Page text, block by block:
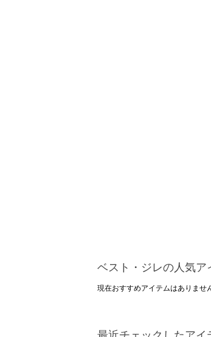
ベスト・ジレの人気ア
現在おすすめアイテムはありません